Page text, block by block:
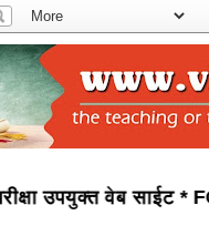
स्पर्धा परीक्षा